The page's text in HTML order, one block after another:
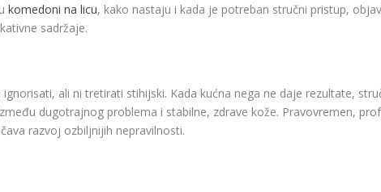
komedoni na licu, kako nastaju i kada je potreban stručni pristup,
sadržaje.
ali ni tretirati stihijski. Kada kućna nega ne daje rezultate,
dugotrajnog problema i stabilne, zdrave kože. Pravovremen,
razvoj ozbiljnijih nepravilnosti.